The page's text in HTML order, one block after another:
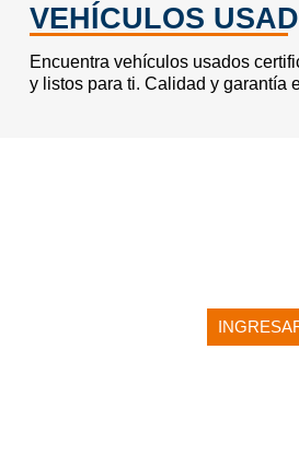
VEHÍCULOS
Encuentra vehículos usados
y listos para ti. Calidad y garantía